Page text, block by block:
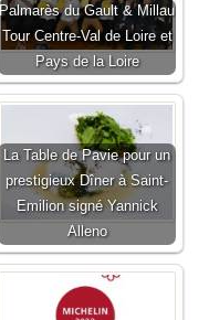
Palmarès du Gault & Millau
Tour Centre-Val de Loire et
Pays de la Loire
La Table de Pavie pour un
prestigieux Dîner à Saint-
Emilion signé Yannick
Alleno